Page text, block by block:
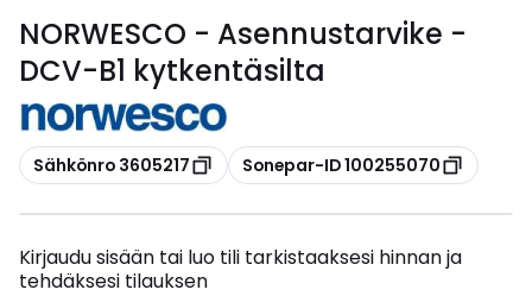
NORWESCO - Asennustarvike -
DCV-B1 kytkentäsilta
Kopioi
Sähkönro 3605217 Kopioi
Sonepar-ID 100255070
Kirjaudu sisään tai luo tili tarkistaaksesi hinnan ja
tehdäksesi tilauksen